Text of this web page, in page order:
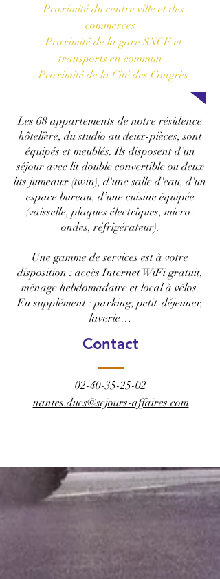
-Proximité du centre ville et des
commerces
- Proximité de la gare SNCF et
transports en commun
- Proximité de la Cité des Congrès
Les 68 appartements de notre résidence
hôtelière, du studio au deux-pièces, sont
équipés et meublés. Ils disposent d’un
séjour avec lit double convertible ou deux
lits jumeaux (twin), d'une salle d'eau, d'un
espace bureau, d’une cuisine équipée
(vaisselle, plaques électriques, micro-
ondes, réfrigérateur).
Une gamme de services est à votre
disposition : accès Internet WiFi gratuit,
ménage hebdomadaire et local à vélos.
En supplément : parking, petit-déjeuner,
laverie…
Contact
02-40-35-25-02
nantes.ducs@sejours-affaires.com